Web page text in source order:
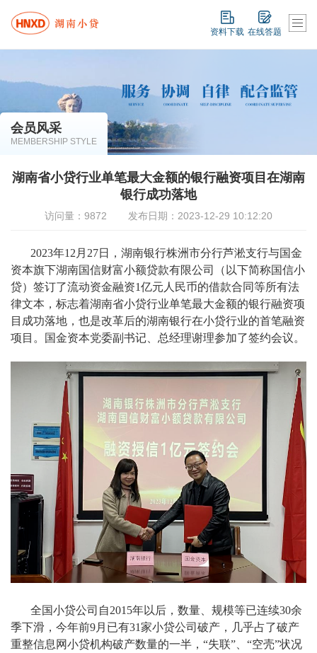
资料下载 在线答题
会员风采
MEMBERSHIP STYLE
湖南省小贷行业单笔最大金额的银行融资项目在湖南
银行成功落地
访问量：9872 发布日期：2023-12-29 10:12:20
2023年12月27日，湖南银行株洲市分行芦淞支行与国金
资本旗下湖南国信财富小额贷款有限公司（以下简称国信小
贷）签订了流动资金融资1亿元人民币的借款合同等所有法
律文本，标志着湖南省小贷行业单笔最大金额的银行融资项
目成功落地，也是改革后的湖南银行在小贷行业的首笔融资
项目。
国金资本党委副书记、总经理谢理参加了签约会议。
全国小贷公司自2015年以后，数量、规模等已连续30余
季下滑，今年前9月已有31家小贷公司破产，几乎占了破产
重整信息网小贷机构破产数量的一半，“失联”、“空壳”状况